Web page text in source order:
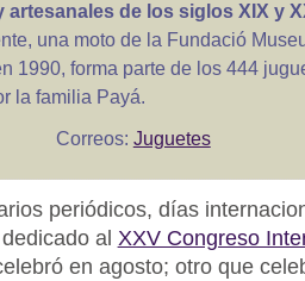
artesanales de los siglos XIX y
una moto de la Fundació
1990, forma parte de los 444
la familia Payá.
Correos: Juguetes
periódicos, días
al XXV Congreso
en agosto; otro que